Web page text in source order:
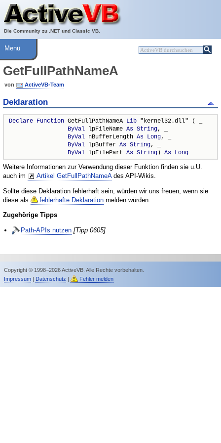
Die Community zu .NET und Classic VB.
Über ActiveVB
Hilfe
Menü
GetFullPathNameA
von ActiveVB-Team
Deklaration
Declare Function GetFullPathNameA Lib "kernel32.dll" ( _
ByVal lpFileName As String, _
ByVal nBufferLength As Long, _
ByVal lpBuffer As String, _
ByVal lpFilePart As String) As Long
Weitere Informationen zur Verwendung dieser Funktion finden sie u.U.
auch im
Artikel GetFullPathNameAdes API-Wikis.
Sollte diese Deklaration fehlerhaft sein, würden wir uns freuen, wenn sie
diese als
fehlerhafte Deklaration melden würden.
Zugehörige Tipps
Path-APIs nutzen [Tipp 0605]
Copyright © 1998–2026 ActiveVB. Alle Rechte vorbehalten.
Impressum| Datenschutz | Fehler melden